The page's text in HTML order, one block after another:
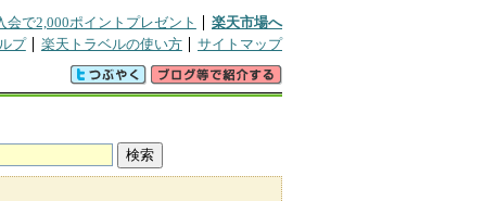
会で2,000ポイントプレゼント
楽天市場へ
プ 楽天トラベルの使い方 サイトマップ